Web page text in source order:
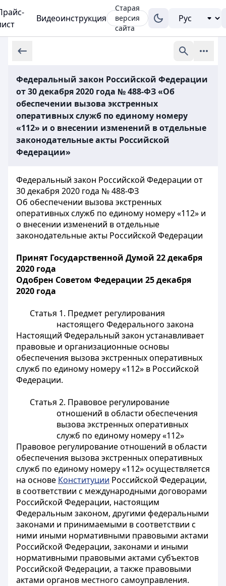
Видеоинструкция
Старая
версия
сайта
Федеральный закон Российской Федерации
от 30 декабря 2020 года № 488-ФЗ «Об
обеспечении вызова экстренных
оперативных служб по единому номеру
«112» и о внесении изменений в отдельные
законодательные акты Российской
Федерации»
Федеральный закон Российской Федерации от
30 декабря 2020 года № 488-ФЗ
Об обеспечении вызова экстренных
оперативных служб по единому номеру «112» и
о внесении изменений в отдельные
законодательные акты Российской Федерации
Принят Государственной Думой 22 декабря
2020 года
Одобрен Советом Федерации 25 декабря
2020 года
Статья 1. Предмет регулирования
настоящего Федерального закона
Настоящий Федеральный закон устанавливает
правовые и организационные основы
обеспечения вызова экстренных оперативных
служб по единому номеру «112» в Российской
Федерации.
Статья 2. Правовое регулирование
отношений в области обеспечения
вызова экстренных оперативных
служб по единому номеру «112»
Правовое регулирование отношений в области
обеспечения вызова экстренных оперативных
служб по единому номеру «112» осуществляется
на основе Конституции Российской Федерации,
в соответствии с международными договорами
Российской Федерации, настоящим
Федеральным законом, другими федеральными
законами и принимаемыми в соответствии с
ними иными нормативными правовыми актами
Российской Федерации, законами и иными
нормативными правовыми актами субъектов
Российской Федерации, а также правовыми
актами органов местного самоуправления.